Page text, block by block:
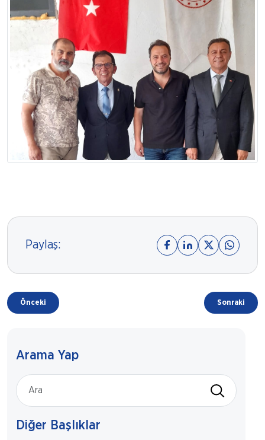
Paylaş:
Önceki Sonraki
Arama Yap
Diğer Başlıklar